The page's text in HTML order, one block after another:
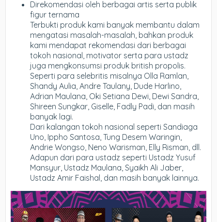
Direkomendasi oleh berbagai artis serta publik
figur ternama
Terbukti produk kami banyak membantu dalam
mengatasi masalah-masalah, bahkan produk
kami mendapat rekomendasi dari berbagai
tokoh nasional, motivator serta para ustadz
juga mengkonsumsi produk british propolis.
Seperti para selebritis misalnya Olla Ramlan,
Shandy Aulia, Andre Taulany, Dude Harlino,
Adrian Maulana, Oki Setiana Dewi, Dewi Sandra,
Shireen Sungkar, Giselle, Fadly Padi, dan masih
banyak lagi.
Dari kalangan tokoh nasional seperti Sandiaga
Uno, Ippho Santosa, Tung Desem Waringin,
Andrie Wongso, Neno Warisman, Elly Risman, dll.
Adapun dari para ustadz seperti Ustadz Yusuf
Mansyur, Ustadz Maulana, Syaikh Ali Jaber,
Ustadz Amir Faishal, dan masih banyak lainnya.